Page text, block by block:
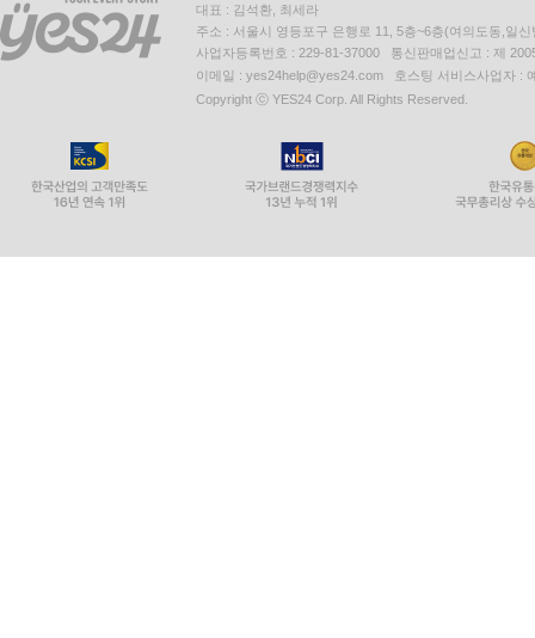
대표 : 김석환, 최세라
주소 : 서울시 영등포구 은행로 11, 5층~6층(여의도동,일신
사업자등록번호 : 229-81-37000 통신판매업신고 : 제
이메일 : yes24help@yes24.com 호스팅 서비스사업자 :
Copyright ⓒ YES24 Corp. All Rights Reserved.